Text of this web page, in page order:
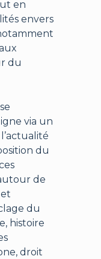
en
envers
du
via un
du
de
du
histoire
droit